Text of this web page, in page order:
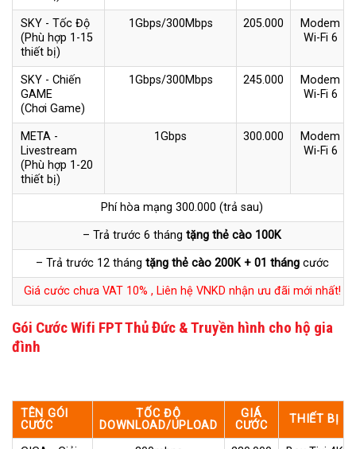
SKY - Tốc Độ
(Phù hợp 1-15
thiết bị)
1Gbps/300Mbps 205.000
Modem
Wi-Fi 6
SKY - Chiến
GAME
(Chơi Game)
1Gbps/300Mbps 245.000
Modem
Wi-Fi 6
META -
Livestream
(Phù hợp 1-20
thiết bị)
1Gbps 300.000
Modem
Wi-Fi 6
Phí hòa mạng 300.000 (trả sau)
– Trả trước 6 tháng tặng thẻ cào 100K
– Trả trước 12 tháng tặng thẻ cào 200K + 01 thángcước
Giá cước chưa VAT 10% , Liên hệ VNKD nhận ưu đãi mới nhất!
Gói Cước Wifi FPT Thủ Đức & Truyền hình cho hộ gia
đình
TÊN GÓI
CƯỚC
TỐC ĐỘ
DOWNLOAD/UPLOAD
GIÁ
CƯỚC
THIẾT BỊ